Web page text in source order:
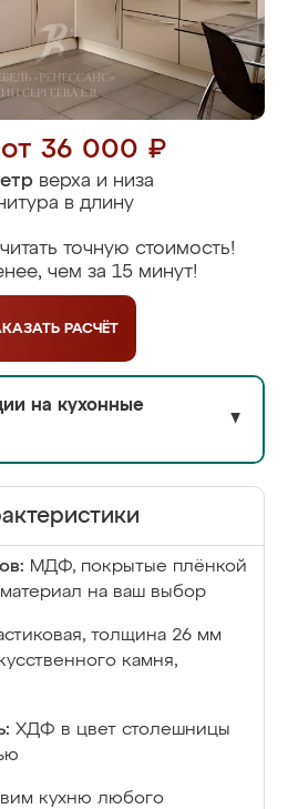
36 000 ₽
верха и низа
в длину
точную стоимость!
чем за 15 минут!
РАСЧЁТ
на кухонные
▼
МДФ, покрытые плёнкой
на ваш выбор
толщина 26 мм
камня,
ХДФ в цвет столешницы
кухню любого